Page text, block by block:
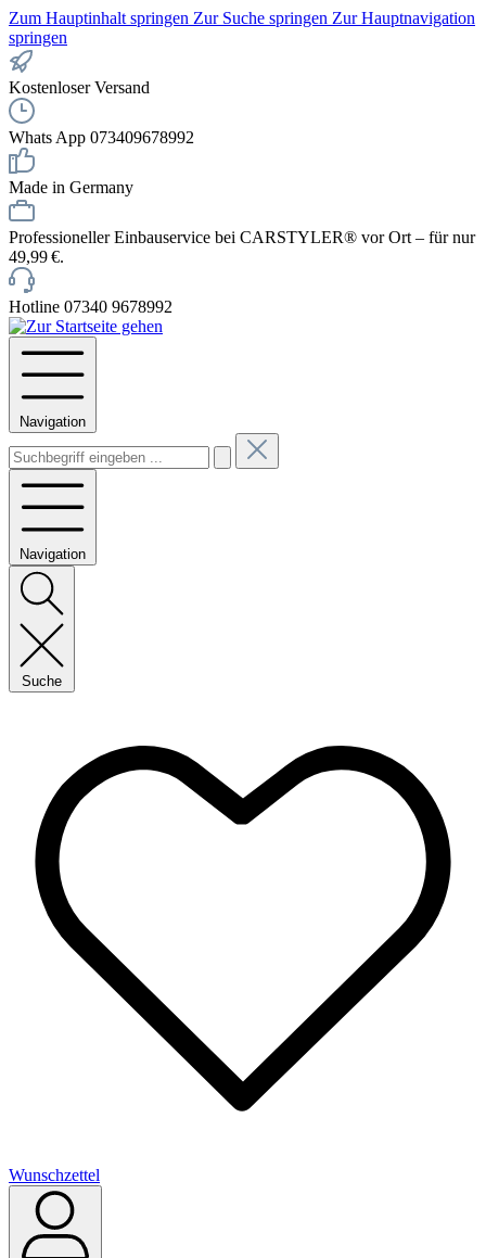
Zum Hauptinhalt springen Zur Suche springen Zur Hauptnavigation
springen
Kostenloser Versand
Whats App 073409678992
Made in Germany
Professioneller Einbauservice bei CARSTYLER® vor Ort – für nur
49,99 €.
Hotline 07340 9678992
Navigation
Navigation
Suche
Wunschzettel